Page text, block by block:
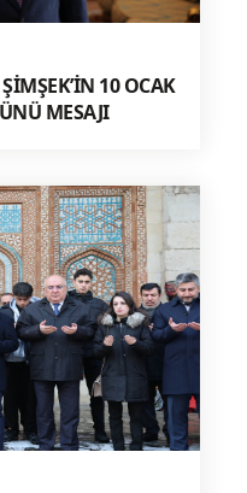
10 OCAK
MESAJI